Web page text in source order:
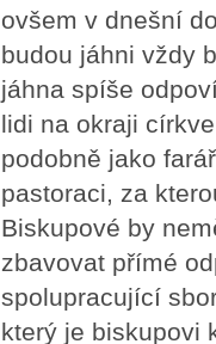
ovšem v dnešní
budou jáhni vždy
jáhna spíše
lidi na okraji
podobně jako
pastoraci, za
Biskupové by
zbavovat přímé
spolupracující
který je biskupovi